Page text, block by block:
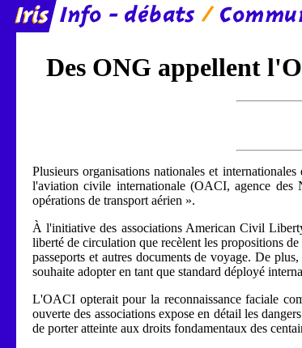
Des ONG appellent
Plusieurs organisations nationales et
l'aviation civile internationale (OACI, agence
opérations de transport aérien ».
À l'initiative des associations American Civil
liberté de circulation que recèlent les propositions
passeports et autres documents de voyage. De
souhaite adopter en tant que standard déployé
L'OACI opterait pour la reconnaissance faciale
ouverte des associations expose en détail les
de porter atteinte aux droits fondamentaux des